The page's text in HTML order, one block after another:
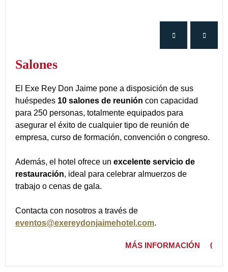
Salones
El Exe Rey Don Jaime pone a disposición de sus
huéspedes 10 salones de reunión con capacidad
para 250 personas, totalmente equipados para
asegurar el éxito de cualquier tipo de reunión de
empresa, curso de formación, convención o congreso.
Además, el hotel ofrece un excelente servicio de
restauración, ideal para celebrar almuerzos de
trabajo o cenas de gala.
Contacta con nosotros a través de
eventos@exereydonjaimehotel.com.
MÁS INFORMACIÓN